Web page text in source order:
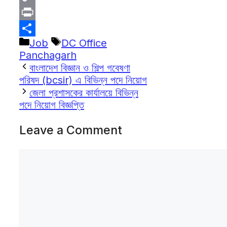
Copy
Link
Print
Share
Categories
Job Tags
DC Office
Panchagarh
বাংলাদেশ বিজ্ঞান ও শিল্প গবেষণা
পরিষদ (bcsir) এ বিভিন্ন পদে নিয়োগ
জেলা প্রশাসকের কার্যালয়ে বিভিন্ন
পদে নিয়োগ বিজ্ঞপ্তি
Leave a Comment